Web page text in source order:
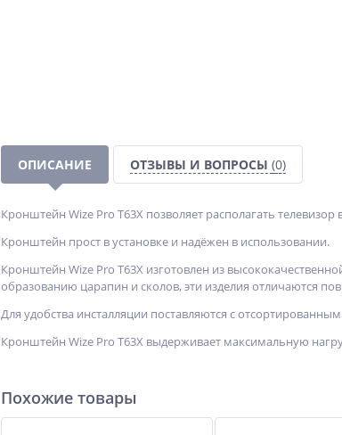
ОПИСАНИЕ ОТЗЫВЫ И ВОПРОСЫ (0)
Кронштейн Wize Pro T63X позволяет располагать
Кронштейн прост в установке и надёжен в использовании.
Кронштейн Wize Pro T63X изготовлен из
образованию царапин и сколов, эти изделия отличаются
Для удобства инсталляции поставляются с
Кронштейн Wize Pro T63X выдерживает максимальную
Похожие товары